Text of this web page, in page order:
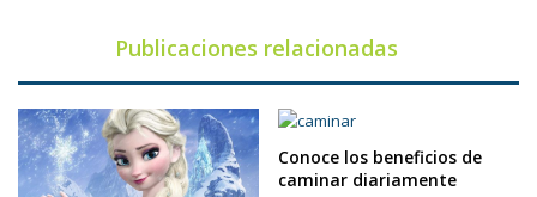
Publicaciones relacionadas
Conoce los beneficios de
caminar diariamente